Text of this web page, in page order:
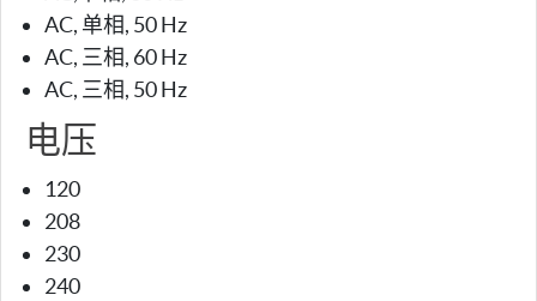
AC, 单相, 50 Hz
AC, 三相, 60 Hz
AC, 三相, 50 Hz
电压
120
208
230
240